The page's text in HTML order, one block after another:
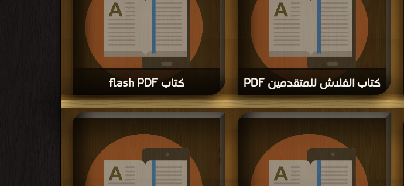
كتاب flash PDF
قراءة و تحميل كتاب كتاب flash PDF مجانا | مكتبة >
كتب
في تحميل| التحميل : مرة/مرات
كتاب الفلاش للمتقدمين PDF
قراءة و تحميل كتاب كتاب الفلاش للمتقدمين PDF مجانا |
مكتبة >كتب في| التحميل : مرة/مرات